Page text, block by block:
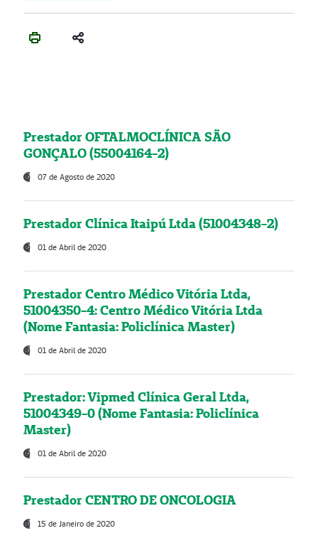
Prestador OFTALMOCLÍNICA SÃO
GONÇALO (55004164-2)
07 de Agosto de 2020
Prestador Clínica Itaipú Ltda (51004348-2)
01 de Abril de 2020
Prestador Centro Médico Vitória Ltda,
51004350-4: Centro Médico Vitória Ltda
(Nome Fantasia: Policlínica Master)
01 de Abril de 2020
Prestador: Vipmed Clínica Geral Ltda,
51004349-0 (Nome Fantasia: Policlínica
Master)
01 de Abril de 2020
Prestador CENTRO DE ONCOLOGIA
15 de Janeiro de 2020